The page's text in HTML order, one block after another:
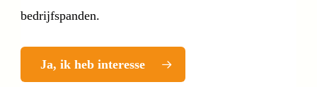
bedrijfspanden.
Ja, ik heb interesse